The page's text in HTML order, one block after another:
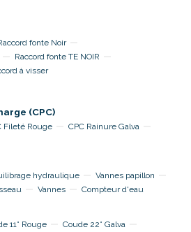
fonte Noir
Raccord fonte TE NOIR
à visser
(CPC)
Fileté Rouge
CPC Rainure Galva
hydraulique
Vannes papillon
Vannes Compteur d'eau
11° Rouge
Coude 22° Galva